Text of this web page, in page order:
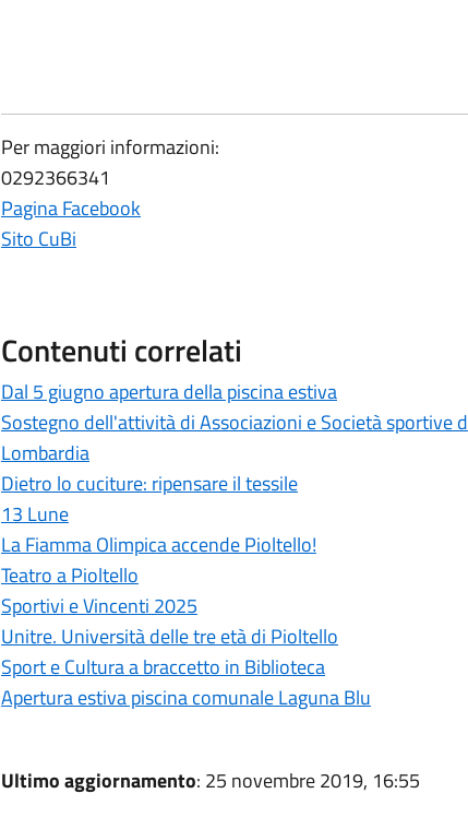
Per maggiori informazioni:
0292366341
Pagina Facebook
Sito CuBi
Contenuti correlati
Dal 5 giugno apertura della piscina estiva
Sostegno dell'attività di Associazioni e Società sportive
Lombardia
Dietro lo cuciture: ripensare il tessile
13 Lune
La Fiamma Olimpica accende Pioltello!
Teatro a Pioltello
Sportivi e Vincenti 2025
Unitre. Università delle tre età di Pioltello
Sport e Cultura a braccetto in Biblioteca
Apertura estiva piscina comunale Laguna Blu
Ultimo aggiornamento: 25 novembre 2019, 16:55